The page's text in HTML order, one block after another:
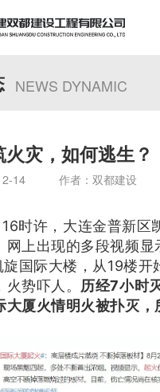
NEWS DYNAMIC
灾，如何逃生？
12-14 作者：双都建设
时许，大连金普新区
网上出现的多段视频显
旋国际大楼，从19楼开
势吓人。 历经7小时
大厦火情明火被扑灭，